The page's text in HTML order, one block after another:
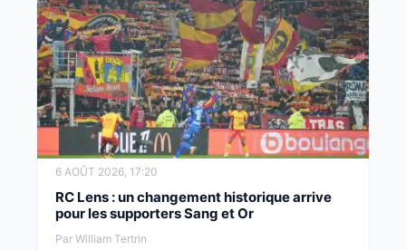
6 AOÛT 2026, 17:20
RC Lens : un changement historique arrive
pour les supporters Sang et Or
Par William Tertrin